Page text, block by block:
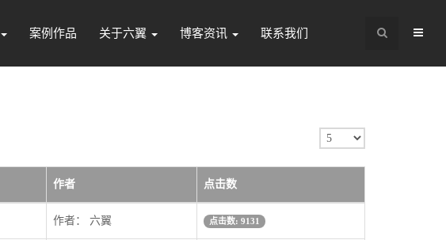
案例作品 关于六翼 博客资讯 联系我们
每
示
作者 点击数
作者： 六翼 点击数: 9131